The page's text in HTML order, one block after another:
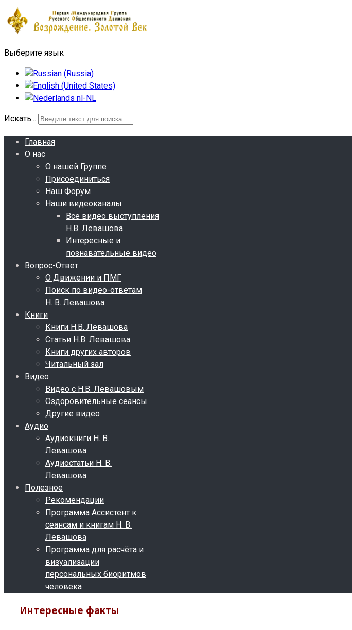
Выберите язык
Искать...
Главная
О нас
О нашей Группе
Присоединиться
Наш Форум
Наши видеоканалы
Все видео выступления
Н.В. Левашова
Интересные и
познавательные видео
Вопрос-Ответ
О Движении и ПМГ
Поиск по видео-ответам
Н. В. Левашова
Книги
Книги Н.В. Левашова
Статьи Н.В. Левашова
Книги других авторов
Читальный зал
Видео
Видео с Н.В. Левашовым
Оздоровительные сеансы
Другие видео
Аудио
Аудиокниги Н. В.
Левашова
Аудиостатьи Н. В.
Левашова
Полезное
Рекомендации
Программа Ассистент к
сеансам и книгам Н. В.
Левашова
Программа для расчёта и
визуализации
персональных биоритмов
человека
Интересные факты